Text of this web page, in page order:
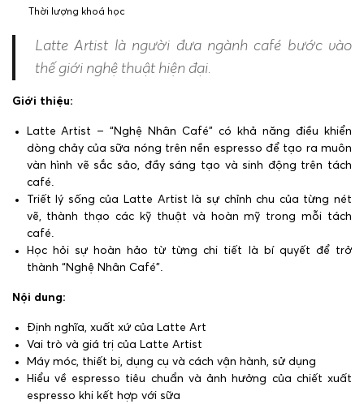
Thời lượng khoá học
Latte Artist là người đưa ngành café bước vào
thế giới nghệ thuật hiện đại.
Giới thiệu:
Latte Artist – “Nghệ Nhân Café” có khả năng điều khiển
dòng chảy của sữa nóng trên nền espresso để tạo ra muôn
vàn hình vẽ sắc sảo, đầy sáng tạo và sinh động trên tách
café.
Triết lý sống của Latte Artist là sự chỉnh chu của từng nét
vẽ, thành thạo các kỹ thuật và hoàn mỹ trong mỗi tách
café.
Học hỏi sự hoàn hảo từ từng chi tiết là bí quyết để trở
thành “Nghệ Nhân Café”.
Nội dung:
Định nghĩa, xuất xứ của Latte Art
Vai trò và giá trị của Latte Artist
Máy móc, thiết bị, dụng cụ và cách vận hành, sử dụng
Hiểu về espresso tiêu chuẩn và ảnh hưởng của chiết xuất
espresso khi kết hợp với sữa